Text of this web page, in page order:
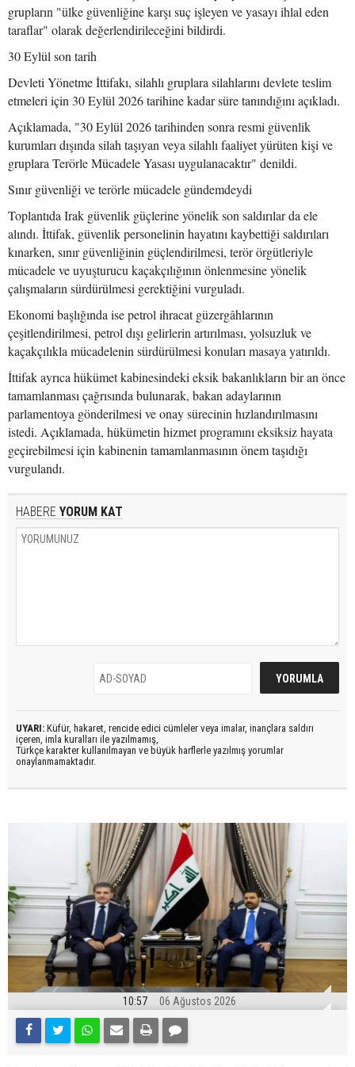
grupların "ülke güvenliğine karşı suç işleyen ve yasayı ihlal eden
taraflar" olarak değerlendirileceğini bildirdi.
30 Eylül son tarih
Devleti Yönetme İttifakı, silahlı gruplara silahlarını devlete teslim
etmeleri için 30 Eylül 2026 tarihine kadar süre tanındığını açıkladı.
Açıklamada, "30 Eylül 2026 tarihinden sonra resmi güvenlik
kurumları dışında silah taşıyan veya silahlı faaliyet yürüten kişi ve
gruplara Terörle Mücadele Yasası uygulanacaktır" denildi.
Sınır güvenliği ve terörle mücadele gündemdeydi
Toplantıda Irak güvenlik güçlerine yönelik son saldırılar da ele
alındı. İttifak, güvenlik personelinin hayatını kaybettiği saldırıları
kınarken, sınır güvenliğinin güçlendirilmesi, terör örgütleriyle
mücadele ve uyuşturucu kaçakçılığının önlenmesine yönelik
çalışmaların sürdürülmesi gerektiğini vurguladı.
Ekonomi başlığında ise petrol ihracat güzergâhlarının
çeşitlendirilmesi, petrol dışı gelirlerin artırılması, yolsuzluk ve
kaçakçılıkla mücadelenin sürdürülmesi konuları masaya yatırıldı.
İttifak ayrıca hükümet kabinesindeki eksik bakanlıkların bir an önce
tamamlanması çağrısında bulunarak, bakan adaylarının
parlamentoya gönderilmesi ve onay sürecinin hızlandırılmasını
istedi. Açıklamada, hükümetin hizmet programını eksiksiz hayata
geçirebilmesi için kabinenin tamamlanmasının önem taşıdığı
vurgulandı.
HABERE YORUM KAT
UYARI: Küfür, hakaret, rencide edici cümleler veya imalar, inançlara saldırı
içeren, imla kuralları ile yazılmamış,
Türkçe karakter kullanılmayan ve büyük harflerle yazılmış yorumlar
onaylanmamaktadır.
10:57 06 Ağustos 2026